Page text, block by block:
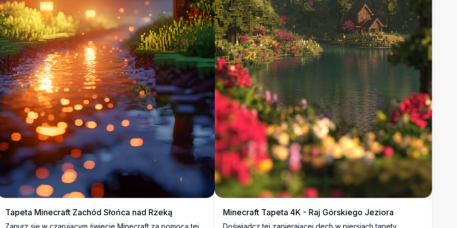
Tapeta Minecraft Zachód Słońca nad Rzeką Minecraft Tapeta 4K - Raj Górskiego Jeziora